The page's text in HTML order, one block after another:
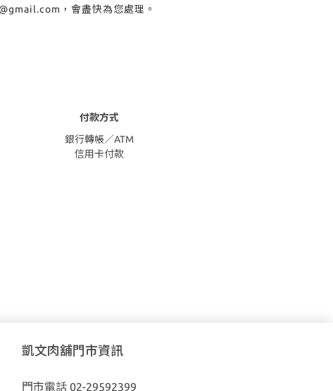
，會盡快為您處理。
付款方式
銀行轉帳／ATM
信用卡付款
凱文肉舖門市資訊
門市電話 02-29592399